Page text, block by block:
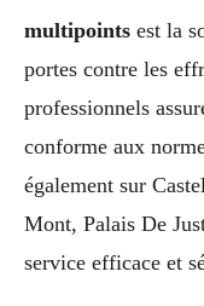
multipoints est la
portes contre les
professionnels
conforme aux
également sur
Mont, Palais De
service efficace et